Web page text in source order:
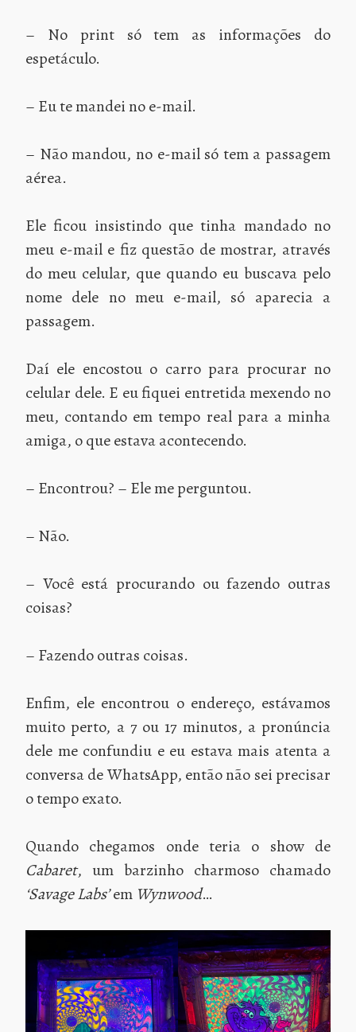
– No print só tem as informações do
espetáculo.
– Eu te mandei no e-mail.
– Não mandou, no e-mail só tem a passagem
aérea.
Ele ficou insistindo que tinha mandado no
meu e-mail e fiz questão de mostrar, através
do meu celular, que quando eu buscava pelo
nome dele no meu e-mail, só aparecia a
passagem.
Daí ele encostou o carro para procurar no
celular dele. E eu fiquei entretida mexendo no
meu, contando em tempo real para a minha
amiga, o que estava acontecendo.
– Encontrou? – Ele me perguntou.
– Não.
– Você está procurando ou fazendo outras
coisas?
– Fazendo outras coisas.
Enfim, ele encontrou o endereço, estávamos
muito perto, a 7 ou 17 minutos, a pronúncia
dele me confundiu e eu estava mais atenta a
conversa de WhatsApp, então não sei precisar
o tempo exato.
Quando chegamos onde teria o show de
Cabaret, um barzinho charmoso chamado
‘Savage Labs’em Wynwood…